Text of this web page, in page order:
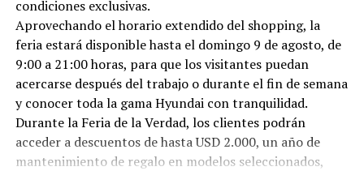
condiciones exclusivas.
Aprovechando el horario extendido del shopping, la
feria estará disponible hasta el domingo 9 de agosto, de
9:00 a 21:00 horas, para que los visitantes puedan
acercarse después del trabajo o durante el fin de semana
y conocer toda la gama Hyundai con tranquilidad.
Durante la Feria de la Verdad, los clientes podrán
acceder a descuentos de hasta USD 2.000, un año de
mantenimiento de regalo en modelos seleccionados,